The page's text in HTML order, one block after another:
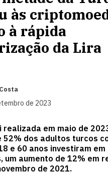
às
à rápida
da Lira
de 2023
realizada em maio de
52% dos adultos turcos
e 60 anos investiram em
um aumento de 12% em
de 2021.